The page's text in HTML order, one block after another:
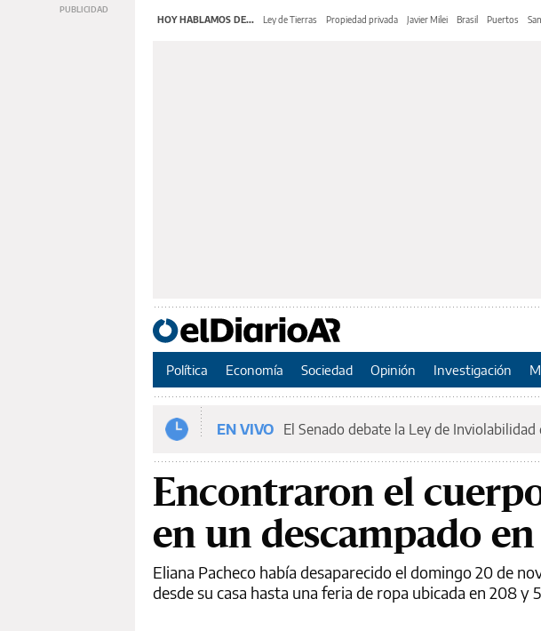
HOY HABLAMOS DE... Ley de Tierras Propiedad privada Javier Milei Brasil Puertos
Política Economía Sociedad Opinión Investigación
EN VIVO El Senado debate la Ley de
Encontraron el
en un descampado
Eliana Pacheco había desaparecido el domingo 20 de
desde su casa hasta una feria de ropa ubicada en 208 y